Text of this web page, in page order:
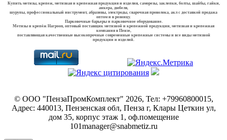
Купить метизы, крепеж, метизная и крепежная продукция и изделия, саморезы, заклепки, болты, шайбы, гайки,
анкера, дюбеля,
шурупы, профессиональный инструмент, абразивы, электроды, сварочная проволока, акл с доставкой продажа
оптом и в розницу.
Парковочные барьеры и парковочное оборудование.
Метизы и крепёж Harpoon, оптовый поставщик метизной и крепежной продукции, метизная и крепежная
компания в Пензе,
поставляющая качественные высокопрочные современные крепежные системы и все виды метизной
продукции и изделий.
© ООО "ПензаПромКомплект" 2026, Тел: +79960800015,
Адрес: 440013, Пензенская обл, Пенза г, Клары Цеткин ул,
дом 35, корпус этаж 1, оф.помещение
101manager@snabmetiz.ru